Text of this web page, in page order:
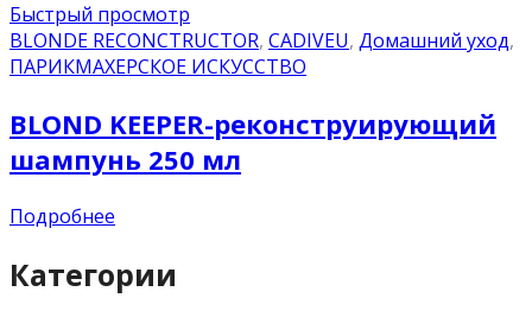
Быстрый просмотр
BLONDE RECONCTRUCTOR, CADIVEU, Домашний уход,
ПАРИКМАХЕРСКОЕ ИСКУССТВО
BLOND KEEPER-реконструирующий
шампунь 250 мл
Подробнее
Категории